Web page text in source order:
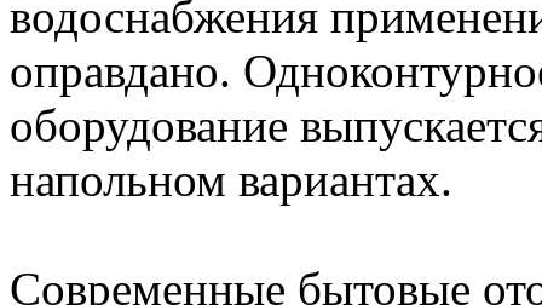
водоснабжения
оправдано.
оборудование
напольном вариантах.
Современные бытовые